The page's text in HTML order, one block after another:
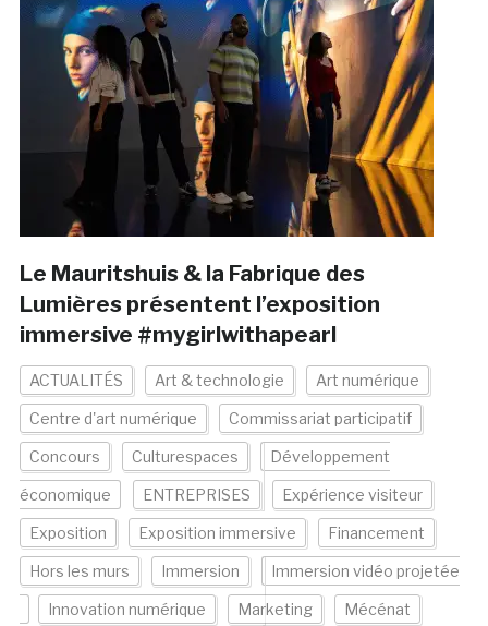
Le Mauritshuis & la Fabrique des
Lumières présentent l’exposition
immersive #mygirlwithapearl
ACTUALITÉS Art & technologie Art numérique
Centre d'art numérique Commissariat participatif
Concours Culturespaces Développement
économique ENTREPRISES Expérience visiteur
Exposition Exposition immersive Financement
Hors les murs Immersion Immersion vidéo projetée
Innovation numérique Marketing Mécénat